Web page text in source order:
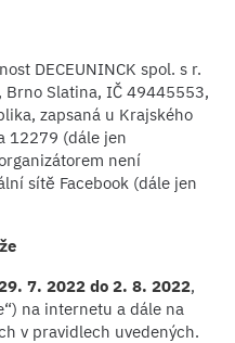
DECEUNINCK spol. s r.
Slatina, IČ 49445553,
zapsaná u Krajského
12279 (dále jen
není
sítě Facebook (dále jen
7. 2022 do 2. 8. 2022,
na internetu a dále na
v pravidlech uvedených.